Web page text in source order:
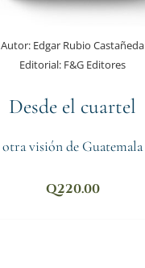
Autor: Edgar Rubio Castañeda
Editorial: F&G Editores
Desde el cuartel
otra visión de Guatemala
Q220.00